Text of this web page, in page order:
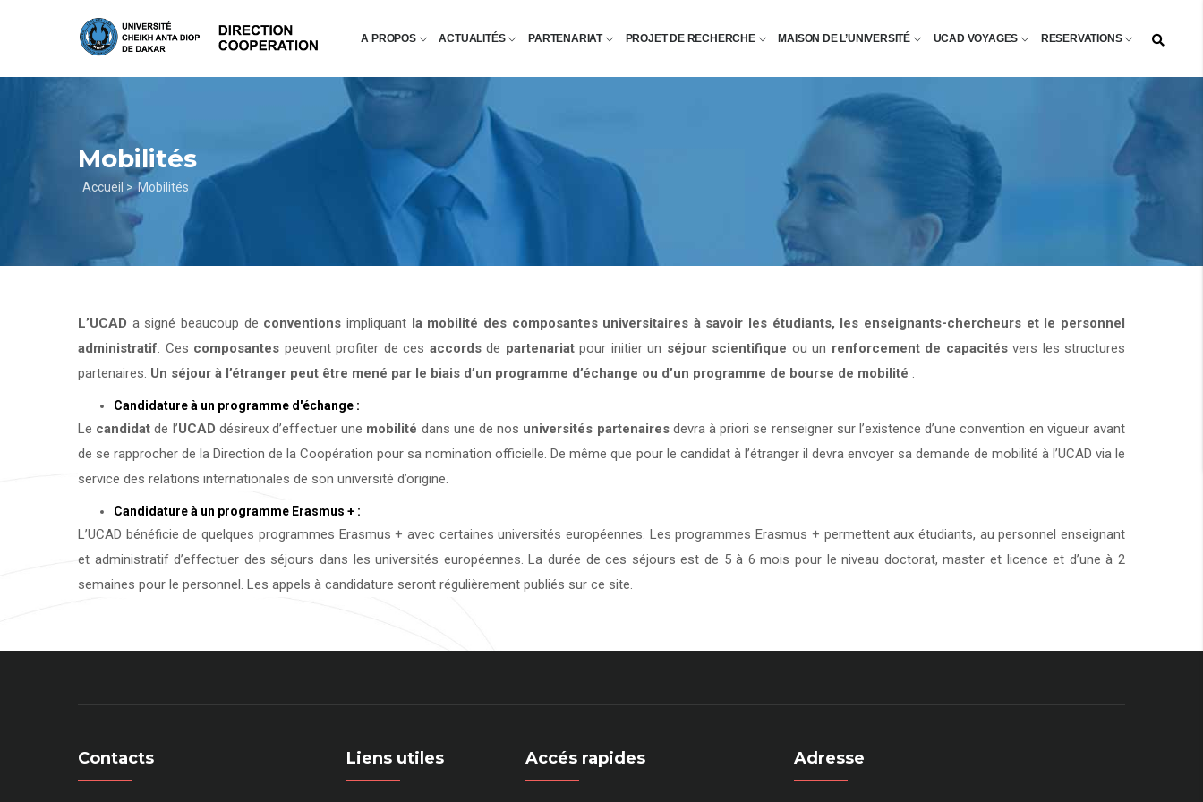
principal
A PROPOS ACTUALITÉS PARTENARIAT PROJET DE RECHERCHE MAISON DE L’UNIVERSITÉ UCAD VOYAGES RESERVATIONS
Mobilités
Fil
d'Ariane
Accueil > Mobilités
L’UCAD a signé beaucoup de conventions impliquant la mobilité des composantes universitaires à savoir les étudiants, les enseignants-chercheurs et le personnel
administratif. Ces composantes peuvent profiter de ces accordsde partenariatpour initier un séjour scientifique ou un renforcement de capacitésvers les structures
partenaires. Un séjour à l’étranger peut être mené par le biais d’un programme d’échange ou d’un programme de bourse de mobilité :
Candidature à un programme d'échange :
Le candidat de l’UCAD désireux d’effectuer une mobilité dans une de nos universités partenairesdevra à priori se renseigner sur l’existence d’une convention en vigueur avant
de se rapprocher de la Direction de la Coopération pour sa nomination officielle. De même que pour le candidat à l’étranger il devra envoyer sa demande de mobilité à l’UCAD via le
service des relations internationales de son université d’origine.
Candidature à un programme Erasmus + :
L’UCAD bénéficie de quelques programmes Erasmus + avec certaines universités européennes. Les programmes Erasmus + permettent aux étudiants, au personnel enseignant
et administratif d’effectuer des séjours dans les universités européennes. La durée de ces séjours est de 5 à 6 mois pour le niveau doctorat, master et licence et d’une à 2
semaines pour le personnel. Les appels à candidature seront régulièrement publiés sur ce site.
Contacts Liens utiles Accés rapides Adresse